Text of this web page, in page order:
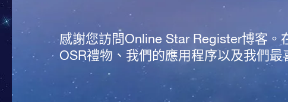
感謝您訪問Online Star Register博客
OSR禮物、我們的應用程序以及我們最